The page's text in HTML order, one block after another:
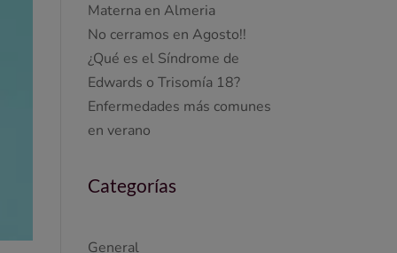
Materna en Almeria
No cerramos en Agosto!!
¿Qué es el Síndrome de
Edwards o Trisomía 18?
Enfermedades más comunes
en verano
Categorías
General